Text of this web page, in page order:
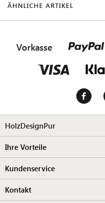
ÄHNLICHE ARTIKEL
Vorkasse
HolzDesignPur
Ihre Vorteile
Kundenservice
Kontakt